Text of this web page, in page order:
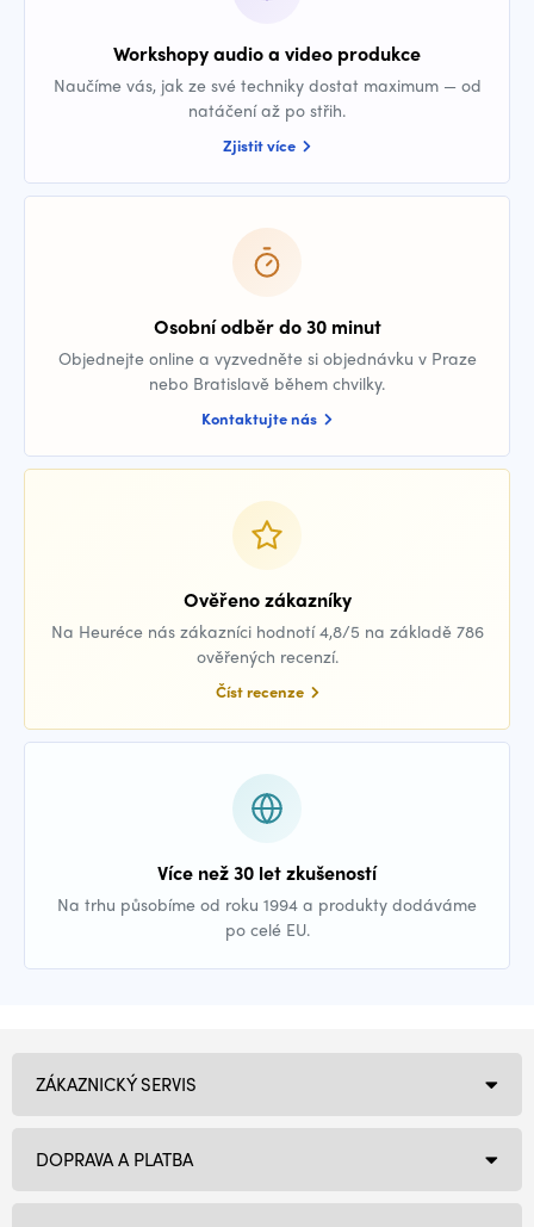
Workshopy audio a video produkce
Naučíme vás, jak ze své techniky dostat maximum — od
natáčení až po střih.
Zjistit více
Osobní odběr do 30 minut
Objednejte online a vyzvedněte si objednávku v Praze
nebo Bratislavě během chvilky.
Kontaktujte nás
Ověřeno zákazníky
Na Heuréce nás zákazníci hodnotí 4,8/5 na základě 786
ověřených recenzí.
Číst recenze
Více než 30 let zkušeností
Na trhu působíme od roku 1994 a produkty dodáváme
po celé EU.
ZÁKAZNICKÝ SERVIS
DOPRAVA A PLATBA